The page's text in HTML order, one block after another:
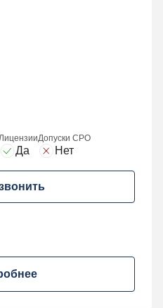
Да
Допуски СРО
Нет